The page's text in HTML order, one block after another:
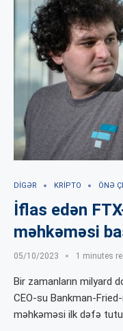
DIGƏR KRIPTO ÖNƏ
İflas edən
məhkəməsi
05/10/2023 1 minutes
Bir zamanların milyard
CEO-su Bankman-Fried-
məhkəməsi ilk dəfə